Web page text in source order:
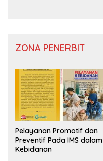
ZONA PENERBIT
Pelayanan Promotif dan
Preventif Pada IMS dalam
Kebidanan